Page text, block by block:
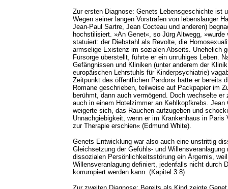
Zur ersten Diagnose: Genets Lebensgeschichte ist
Wegen seiner langen Vorstrafen von lebenslanger
Jean-Paul Sartre, Jean Cocteau und anderen)
hochstilisiert. »An Genet«, so Jürg Altwegg,
statuiert: der Diebstahl als Revolte, die
armselige Existenz im sozialen Abseits. Unehelich
Fürsorge überstellt, führte er ein unruhiges Leben.
Gefängnissen und Kliniken (unter anderem der
europäischen Lehrstuhls für Kinderpsychiatrie)
Zeitpunkt des öffentlichen Pardons hatte er bereits
Romane geschrieben, teilweise auf Packpapier im
berühmt, dann auch vermögend. Doch wechselte
auch in einem Hotelzimmer an Kehlkopfkrebs.
weigerte sich, das Rauchen aufzugeben und
Unnachgiebigkeit, wenn er im Krankenhaus in
zur Therapie erschien« (Edmund White).
Genets Entwicklung war also auch eine unstrittig
Gleichsetzung der Gefühls- und
dissozialen Persönlichkeitsstörung ein Ärgernis,
Willensveranlagung definiert, jedenfalls nicht durch
korrumpiert werden kann. (Kapitel 3.8)